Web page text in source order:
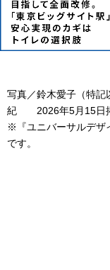
写真／鈴木愛子（特記
紀 2026年5月15日
※『ユニバーサルデザ
です。